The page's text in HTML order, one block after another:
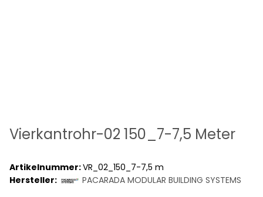
Vierkantrohr-02 150_7-7,5 Meter
Artikelnummer:VR_02_150_7-7,5 m
Hersteller:
PACARADA MODULAR BUILDING SYSTEMS